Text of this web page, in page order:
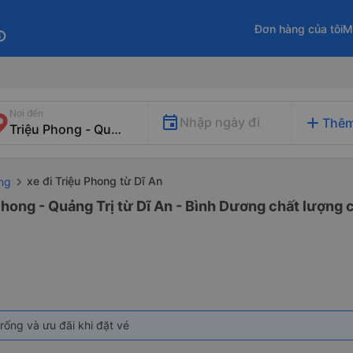
Đơn hàng của tôi
Nơi đến
Nhập ngày đi add
xe đi Triệu Phong từ Dĩ An
- Quảng Trị từ Dĩ An - Bình Dương chất lượng
và ưu đãi khi đặt vé